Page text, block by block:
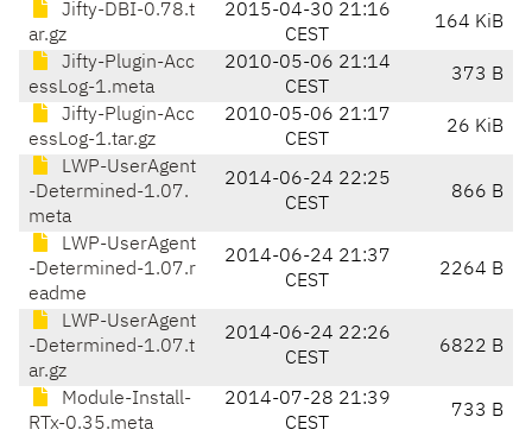
Jifty-DBI-0.78.t
ar.gz
2015-04-30 21:16
CEST
164 KiB
Jifty-Plugin-Acc
essLog-1.meta
2010-05-06 21:14
CEST
373 B
Jifty-Plugin-Acc
essLog-1.tar.gz
2010-05-06 21:17
CEST
26 KiB
LWP-UserAgent
-Determined-1.07.
meta
2014-06-24 22:25
CEST
866 B
LWP-UserAgent
-Determined-1.07.r
eadme
2014-06-24 21:37
CEST
2264 B
LWP-UserAgent
-Determined-1.07.t
ar.gz
2014-06-24 22:26
CEST
6822 B
Module-Install-
RTx-0.35.meta
2014-07-28 21:39
CEST
733 B